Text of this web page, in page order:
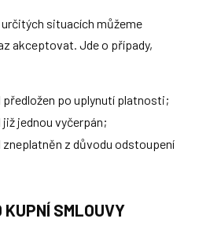
situacích můžeme
akceptovat. Jde o případy,
předložen po uplynutí platnosti;
jednou vyčerpán;
zneplatněn z důvodu odstoupení
KUPNÍ SMLOUVY